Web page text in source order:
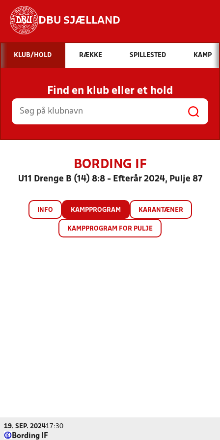
DBU SJÆLLAND
Hvad vil du søge efter?
INDHOLD OG NYHEDER
STILLINGER, RESULTATER, KLUBBER OG
HOLD
KLUB/HOLD RÆKKE SPILLESTED KAMP
Find en klub eller et hold
BORDING IF
U11 Drenge B (14) 8:8 - Efterår 2024, Pulje 87
INFO KAMPPROGRAM KARANTÆNER
KAMPPROGRAM FOR PULJE
19. SEP. 202417:30
Bording IF